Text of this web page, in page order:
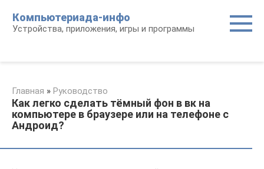
контенту
Компьютериада-инфо
Устройства, приложения, игры и программы
Главная » Руководство
Как легко сделать тёмный фон в вк на
компьютере в браузере или на телефоне с
Андроид?